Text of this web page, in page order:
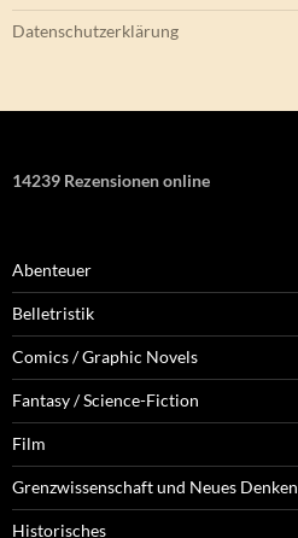
Datenschutzerklärung
14239 Rezensionen online
Abenteuer
Belletristik
Comics / Graphic Novels
Fantasy / Science-Fiction
Film
Grenzwissenschaft und Neues Denken
Historisches